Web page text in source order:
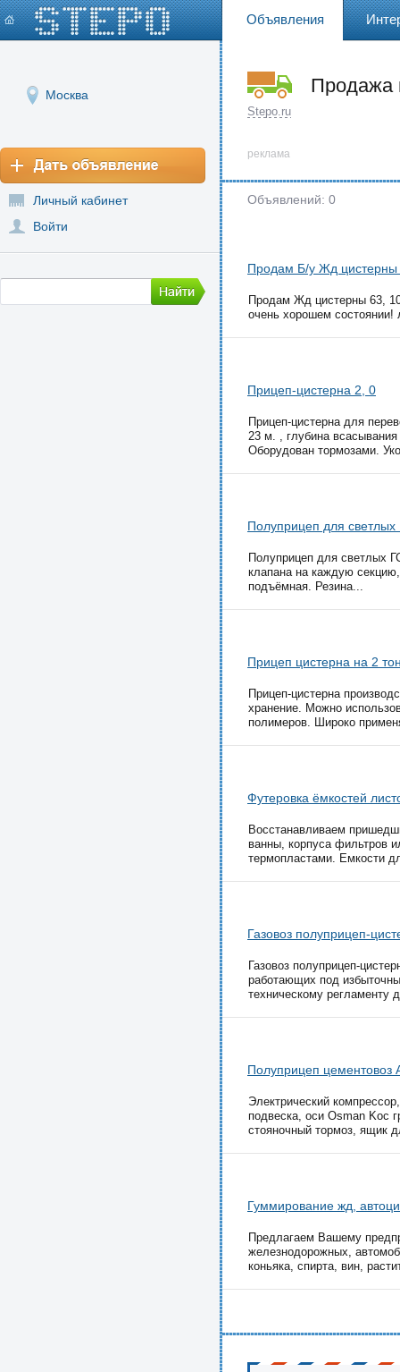
Объявления
Москва
Личный кабинет
Войти
Продажа
Stepo.ru
реклама
Объявлений: 0
Продам Б/у Жд цистерны
Продам Жд цистерны 63,
очень хорошем состоянии!
Прицеп-цистерна 2, 0
Прицеп-цистерна для
23 м. , глубина
Оборудован тормозами.
Полуприцеп для
Полуприцеп для светлых
клапана на каждую
подъёмная. Резина...
Прицеп цистерна на 2
Прицеп-цистерна
хранение. Можно
полимеров. Широко
Футеровка ёмкостей
Восстанавливаем
ванны, корпуса фильтров
термопластами. Емкости
Газовоз полуприцеп-
Газовоз полуприцеп-
работающих под
техническому регламенту
Полуприцеп цементовоз
Электрический
подвеска, оси Osman Koc
стояночный тормоз, ящик
Гуммирование жд,
Предлагаем Вашему
железнодорожных,
коньяка, спирта, вин,